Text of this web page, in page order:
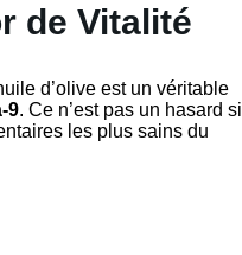
de Vitalité
d’olive est un véritable
9. Ce n’est pas un hasard si
les plus sains du